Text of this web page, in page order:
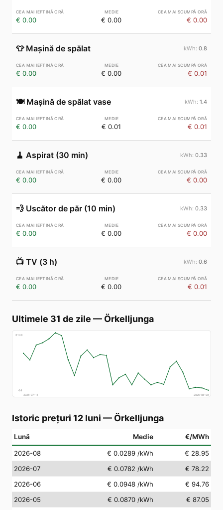
€ 0.00 € 0.00 € 0.00
👕 Mașină de spălat 0.8
€ 0.00 € 0.00 € 0.01
🍽️ Mașină de spălat vase 1.4
€ 0.00 € 0.01 € 0.01
🧹 Aspirat (30 min) 0.33
€ 0.00 € 0.00 € 0.00
💨 Uscător de păr (10 min) 0.33
€ 0.00 € 0.00 € 0.00
📺 TV (3 h) 0.6
€ 0.00 € 0.00 € 0.01
Ultimele 31 de zile — Örkelljunga
€148
€4
2026-07-11
2026-08-09
Istoric prețuri 12 luni — Örkelljunga
Lună Medie €/MWh
2026-08 € 0.0289 /kWh
€ 28.95
2026-07
€ 0.0782 /kWh
€ 78.22
2026-06
€ 0.0948 /kWh
€ 94.76
2026-05
€ 0.0870 /kWh
€ 87.05